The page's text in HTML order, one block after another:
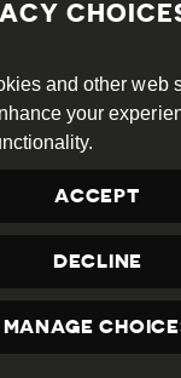
fuecitada
de Delitos
del
de que
que apuntaba a
en una
siendo
Poder Judicial.
dio nombres,
de comentar
sin
and other web
your
ACCEPT
DECLINE
MANAGE